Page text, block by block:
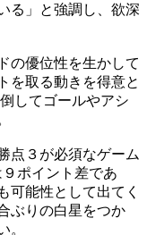
る」と強調し、欲深
の優位性を生かして
を取る動きを得意と
してゴールやアシ
点３が必須なゲーム
ポイント差であ
可能性として出てく
ぶりの白星をつか
。